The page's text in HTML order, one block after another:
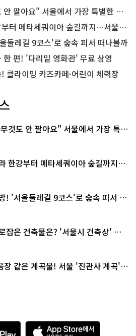
요" 서울에서 가장 특별한 편의점의 정체
타세쿼이아 숲길까지…서울둘레길 15코스
둘레길 9코스'로 숲속 피서 떠나볼까
한 편! '다리밑 영화관' 무료 상영
클라이밍 키즈카페·어린이 체력장
것도 안 팔아요" 서울에서 가장 특별
한강부터 메타세쿼이아 숲길까지…
! '서울둘레길 9코스'로 숲속 피서 떠
잡은 건축물은? '서울시 건축상' 수
장 같은 계곡물! 서울 '진관사 계곡'이
A
p